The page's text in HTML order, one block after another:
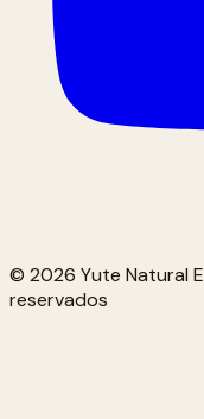
© 2026 Yute Natural
reservados